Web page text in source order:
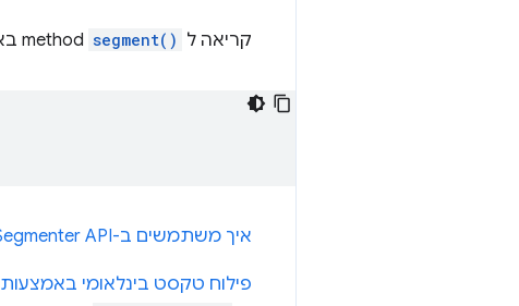
קריאה ל segment()
איך משתמשים ב-Intl.Segmenter API
פילוח טקסט בינלאומי באמצעות Intl.Segmenter ב-JavaScript